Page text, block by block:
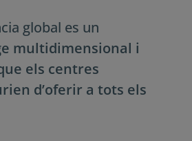
global es un
multidimensional i
els centres
d’oferir a tots els